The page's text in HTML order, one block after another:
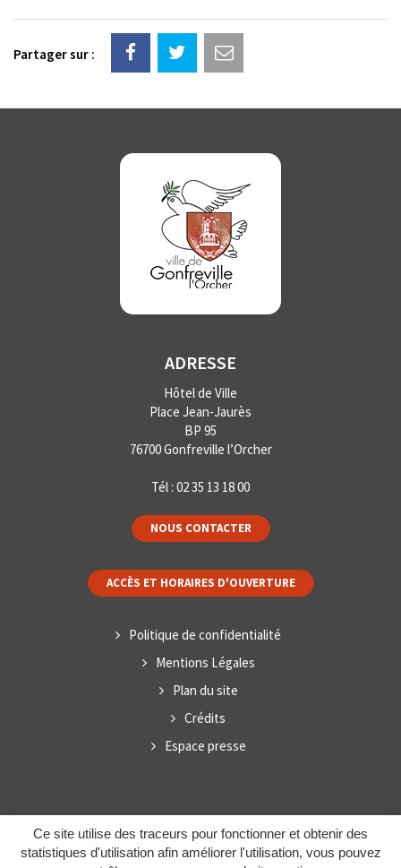
Ce site utilise des traceurs pour fonctionner et obtenir des
statistiques d'utilisation afin améliorer l'utilisation, vous pouvez
Partager sur :
ADRESSE
Hôtel de Ville
Place Jean-Jaurès
BP 95
76700 Gonfreville l’Orcher
Tél : 02 35 13 18 00
NOUS CONTACTER
ACCÈS ET HORAIRES D'OUVERTURE
Politique de confidentialité
Mentions Légales
Plan du site
Crédits
Espace presse